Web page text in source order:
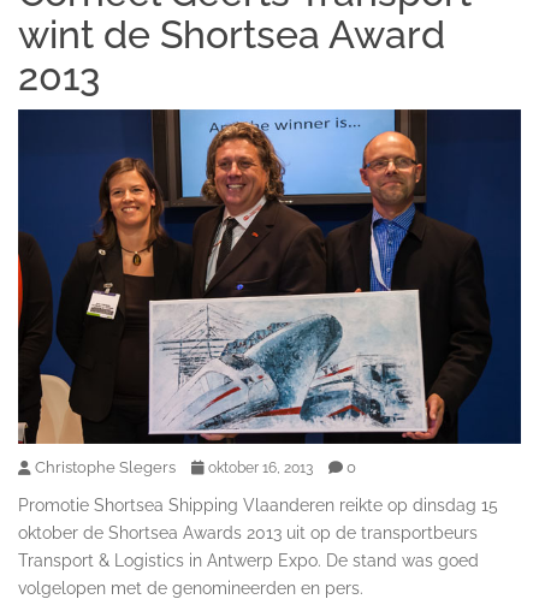
wint de Shortsea Award
2013
Christophe Slegers oktober 16, 2013 0
Promotie Shortsea Shipping Vlaanderen reikte op dinsdag 15
oktober de Shortsea Awards 2013 uit op de transportbeurs
Transport & Logistics in Antwerp Expo. De stand was goed
volgelopen met de genomineerden en pers.